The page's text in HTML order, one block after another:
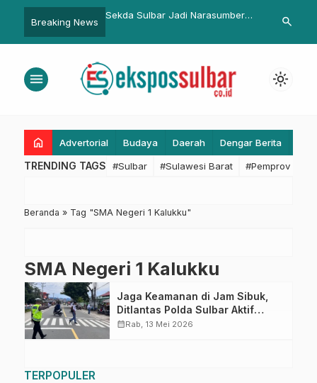
Breaking News
Lintas Provinsi
Sekda Sulbar Jadi Narasumber
Pemerintah dan Mahasiswa untuk
Pusdalops
Kencang di
search
menu light_mode
home Advertorial Budaya Daerah Dengar Berita
TRENDING TAGS #Sulbar #Sulawesi Barat #Pemprov
Beranda » Tag "SMA Negeri 1 Kalukku"
SMA Negeri 1 Kalukku
Jaga Keamanan di Jam Sibuk,
Ditlantas Polda Sulbar Aktif
Berikan Pelayanan dan Edukasi
calendar_monthRab, 13 Mei 2026
TERPOPULER